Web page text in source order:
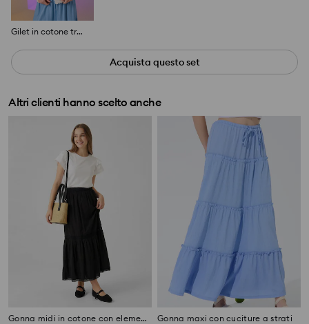
Gilet in cotone traforato con legatura decorativa
Acquista questo set
Altri clienti hanno scelto anche
Gonna midi in cotone con elementi in pizzo Gonna maxi con cuciture a strati